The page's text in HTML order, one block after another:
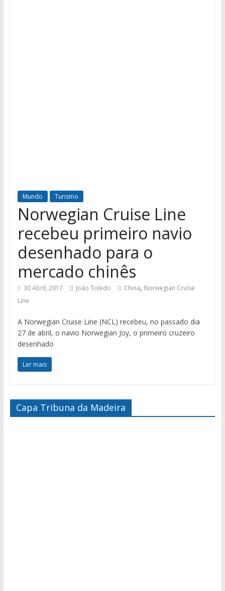
Mundo Turismo
Norwegian Cruise Line
recebeu primeiro navio
desenhado para o
mercado chinês
30 Abril, 2017 João Toledo China, Norwegian Cruise
Line
A Norwegian Cruise Line (NCL) recebeu, no passado dia
27 de abril, o navio Norwegian Joy, o primeiro cruzeiro
desenhado
Ler mais
Capa Tribuna da Madeira